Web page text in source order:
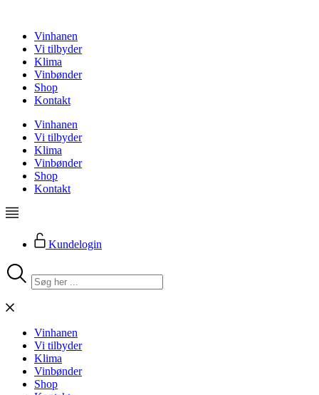
indholdVinhanen
Vi tilbyder
Klima
Vinbønder
Shop
Kontakt
Vinhanen
Vi tilbyder
Klima
Vinbønder
Shop
Kontakt
Kundelogin
Search
...
Vinhanen
Vi tilbyder
Klima
Vinbønder
Shop